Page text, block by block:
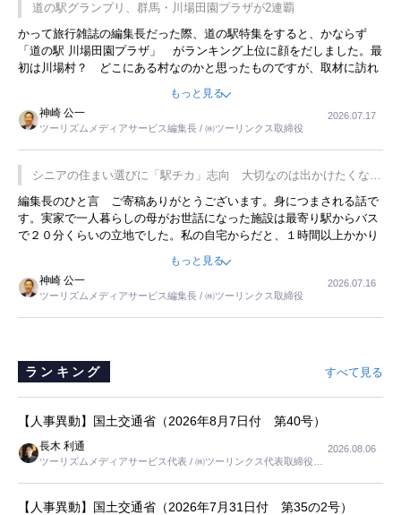
道の駅グランプリ、群馬・川場田園プラザが2連覇
かって旅行雑誌の編集長だった際、道の駅特集をすると、かならず
「道の駅 川場田園プラザ」 がランキング上位に顔をだしました。最
初は川場村？ どこにある村なのかと思ったものですが、取材に訪れ
永井 彰一社長にインタビューしたら、興味深い話が次々が飛び出しま
した。プレゼンも巧みで、今でも思い出すことが２つあります。一つ
は、従業員に東京ディズニーランドを見学させ、サービス業、接客業
の何かを理解してもらっていることです。 もう一つは1800円もする
プレミアムヨーグルトを販売するにあたり、社内に懸念もあったそう
です。永井社長は、駐車場に都内ナンバーの高級外車が停まっている
ことに目をつけ、高級商品でも売れると確信したそうです。今回の記
事を懐かしく読みました。
もっと見る
神崎 公一
ツーリズムメディアサービス編集長 / ㈱ツーリンクス取締役
2026.07.17
シニアの住まい選びに「駅チカ」志向 大切なのは出かけたくなる
暮らし
編集長のひと言 ご寄稿ありがとうございます。身につまされる話で
す。実家で一人暮らしの母がお世話になった施設は最寄り駅からバス
で２０分くらいの立地でした。私の自宅からだと、１時間以上かかり
ました。母の住まいから近いという理由で、その施設を選択したので
すが、私と妹にとっては、半日仕事ででした。シニアの住まい選び
は、当人だけではなく、世話をする家族の足の便も考えない外池ない
と思いました。
もっと見る
神崎 公一
ツーリズムメディアサービス編集長 / ㈱ツーリンクス取締役
2026.07.16
ランキング すべて見る
【人事異動】国土交通省（2026年8月7日付 第40号）
長木 利通
ツーリズムメディアサービス代表 / ㈱ツーリンクス代表取締役社
2026.08.06
【人事異動】国土交通省（2026年7月31日付 第35の2号）